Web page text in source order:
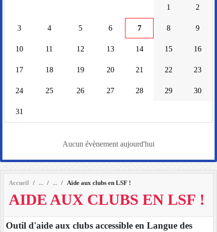
Accueil Aide aux clubs en LSF !
AIDE AUX CLUBS EN LSF !
Outil d'aide aux clubs accessible en Langue des
1 2
3 4 5 6 7 8 9
10 11 12 13 14 15 16
17 18 19 20 21 22 23
24 25 26 27 28 29 30
31
Aucun évènement aujourd'hui